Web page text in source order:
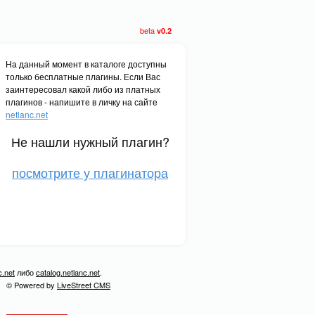
beta v0.2
На данный момент в каталоге доступны
только бесплатные плагины. Если Вас
заинтересовал какой либо из платных
плагинов - напишите в личку на сайте
netlanc.net
Не нашли нужный плагин?
посмотрите у плагинатора
либоcatalog.netlanc.net.
© Powered by LiveStreet CMS